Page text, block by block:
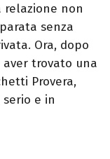
relazione non
senza
Ora, dopo
aver trovato una
Provera,
e in